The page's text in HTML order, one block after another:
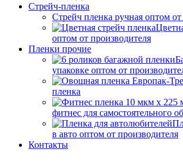
Стрейч-пленка
Стрейч пленка ручная оптом
оптом от производителя
Пленки прочие
упаковке оптом от
пленка
фитнес для самостоятельного
в авто оптом от производителя
Контакты